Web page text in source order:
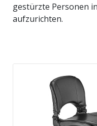
gestürzte Personen
aufzurichten.